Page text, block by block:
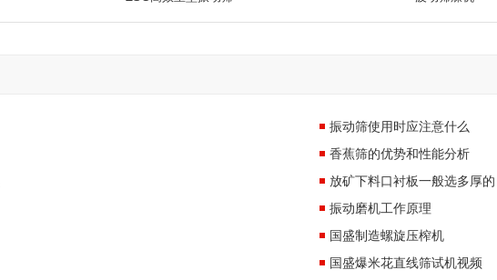
振动筛使用时应注意什么
香蕉筛的优势和性能分析
放矿下料口衬板一般选多厚的
振动磨机工作原理
国盛制造螺旋压榨机
国盛爆米花直线筛试机视频